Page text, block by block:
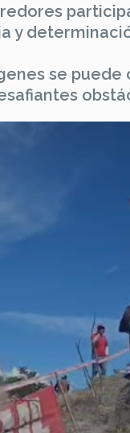
y
se